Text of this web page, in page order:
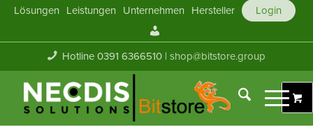
Lösungen Leistungen Unternehmen Hersteller
Login
Konto
Hotline 0391 6366510 |shop@bitstore.group